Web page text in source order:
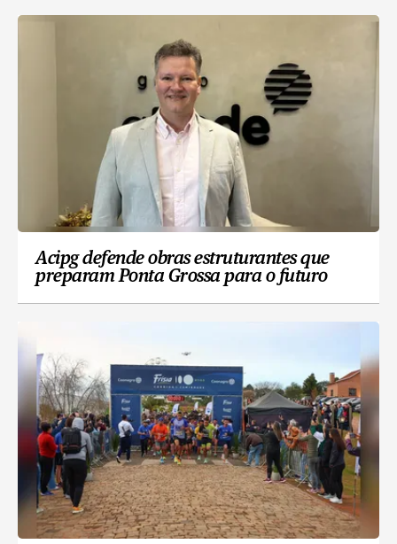
Acipg defende obras estruturantes que
preparam Ponta Grossa para o futuro